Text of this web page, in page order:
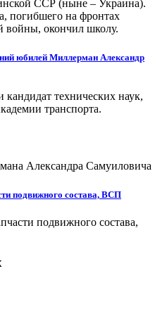
ССР (ныне – Украина).
погибшего на фронтах
войны, окончил школу.
юбилей Миллерман Александр
кандидат технических наук,
транспорта.
Александра Самуиловича
подвижного состава, ВСП
подвижного состава,